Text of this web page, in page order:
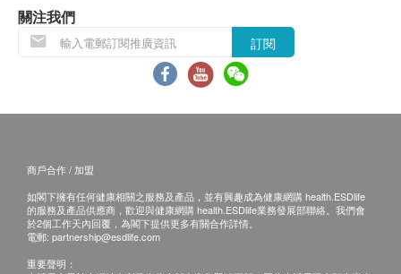
報告
諮詢有認可資格的醫生，作出診斷及治療。
本服務/產品由商戶提供。生活易【健康網購
health.ESDlife】並沒有經營或提供本服務/產品。
有關此服務/產品的錯漏或延誤，或因使用此服務/
關注我們
訂閱
商戶合作 / 加盟
如閣下擁有任何健康相關之服務及產品，並有興趣成為健康網購 health.ESDlife
的服務及產品供應商，歡迎與健康網購 health.ESDlife業務發展部聯絡。我們會
於2個工作天內回覆，為閣下提供更多有關合作詳情。
電郵: partnership@esdlife.com
重要聲明：